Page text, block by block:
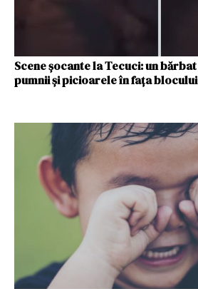
Scene șocante la Tecuci: un
pumnii și picioarele în fața blocului